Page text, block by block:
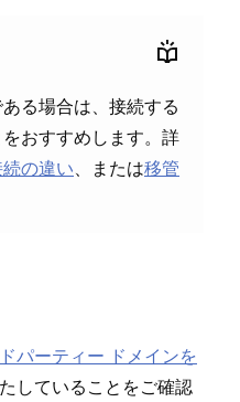
る場合は⁠、接続する
おすすめします⁠。詳
の違い ⁠、または移管
パ⁠ーテ⁠ィ⁠ー ドメインを
していることをご確認